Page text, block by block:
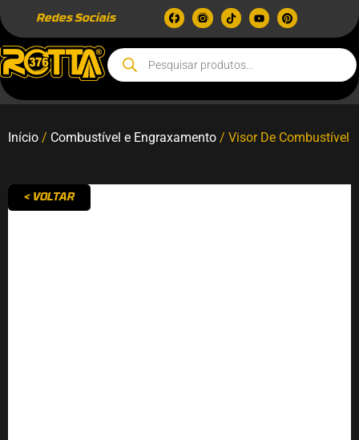
Redes Sociais
Início / Combustível e Engraxamento / Visor De Combustível
< VOLTAR